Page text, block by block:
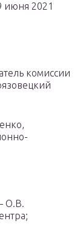
июня 2021
комиссии
О.В.